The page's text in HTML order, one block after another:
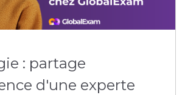
: partage
d'une experte